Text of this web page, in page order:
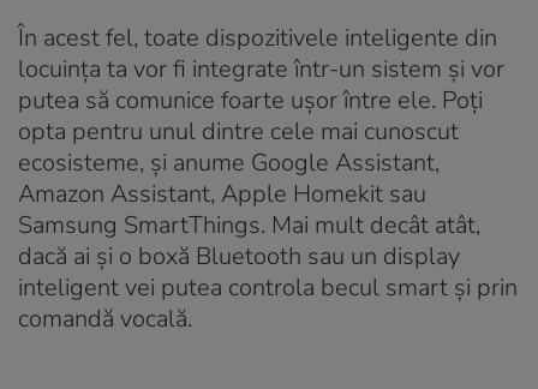
În acest fel, toate dispozitivele inteligente din
locuința ta vor fi integrate într-un sistem și vor
putea să comunice foarte ușor între ele. Poți
opta pentru unul dintre cele mai cunoscut
ecosisteme, și anume Google Assistant,
Amazon Assistant, Apple Homekit sau
Samsung SmartThings. Mai mult decât atât,
dacă ai și o boxă Bluetooth sau un display
inteligent vei putea controla becul smart și prin
comandă vocală.